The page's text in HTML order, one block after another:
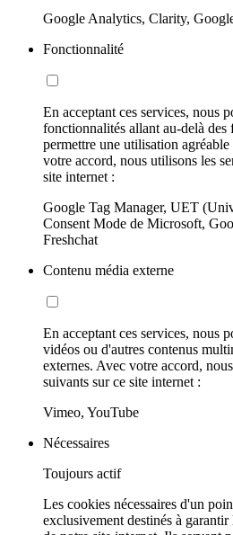
Google Analytics, Clarity,
Fonctionnalité
En acceptant ces services, nous
fonctionnalités allant au-delà des
permettre une utilisation
votre accord, nous utilisons les
site internet :
Google Tag Manager, UET
Consent Mode de Microsoft,
Freshchat
Contenu média externe
En acceptant ces services, nous
vidéos ou d'autres contenus
externes. Avec votre accord,
suivants sur ce site internet :
Vimeo, YouTube
Nécessaires
Toujours actif
Les cookies nécessaires d'un
exclusivement destinés à